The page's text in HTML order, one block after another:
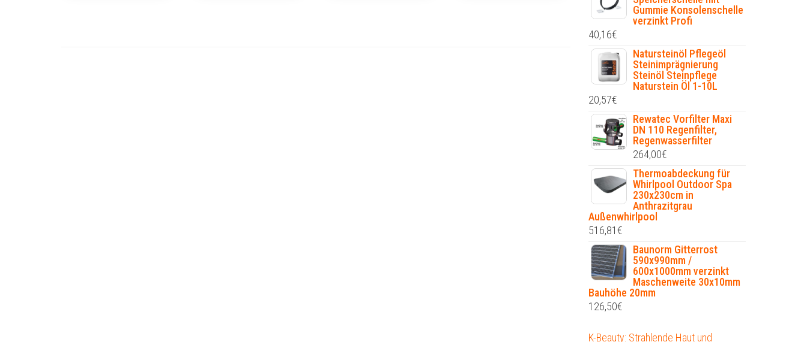
Gummie Konsolenschelle
verzinkt Profi
40,16€
Natursteinöl Pflegeöl
Steinimprägnierung
Steinöl Steinpflege
Naturstein Öl 1-10L
20,57€
Rewatec Vorfilter Maxi
DN 110 Regenfilter,
Regenwasserfilter
264,00€
Thermoabdeckung für
Whirlpool Outdoor Spa
230x230cm in
Anthrazitgrau
Außenwhirlpool
516,81€
Baunorm Gitterrost
590x990mm /
600x1000mm verzinkt
Maschenweite 30x10mm
Bauhöhe 20mm
126,50€
K-Beauty: Strahlende Haut und